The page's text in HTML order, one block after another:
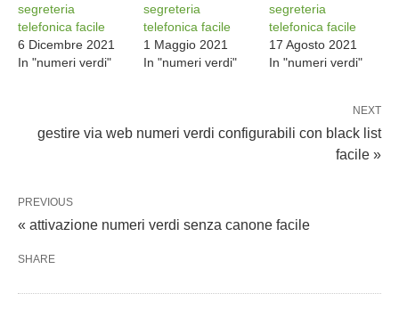
segreteria
telefonica facile
6 Dicembre 2021
In "numeri verdi"
segreteria
telefonica facile
1 Maggio 2021
In "numeri verdi"
segreteria
telefonica facile
17 Agosto 2021
In "numeri verdi"
NEXT
gestire via web numeri verdi configurabili con black list
facile »
PREVIOUS
« attivazione numeri verdi senza canone facile
SHARE